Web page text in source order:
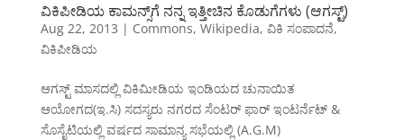
ವಿಕಿಪೀಡಿಯ ಕಾಮನ್ಸ್‌ಗೆ ನನ್ನ ಇತ್ತೀಚಿನ ಕೊಡುಗೆಗಳು (ಆಗಸ್ಟ್)
Aug 22, 2013 | Commons, Wikipedia, ವಿಕಿ ಸಂಪಾದನೆ,
ವಿಕಿಪೀಡಿಯ
ಆಗಸ್ಟ್ ಮಾಸದಲ್ಲಿ ವಿಕಿಮೀಡಿಯ ಇಂಡಿಯದ ಚುನಾಯಿತ
ಆಯೋಗದ(ಇ.ಸಿ) ಸದಸ್ಯರು ನಗರದ ಸೆಂಟರ್ ಫಾರ್ ಇಂಟರ್ನೆಟ್ &
ಸೊಸೈಟಿಯಲ್ಲಿ ವರ್ಷದ ಸಾಮಾನ್ಯ ಸಭೆಯಲ್ಲಿ (A.G.M)